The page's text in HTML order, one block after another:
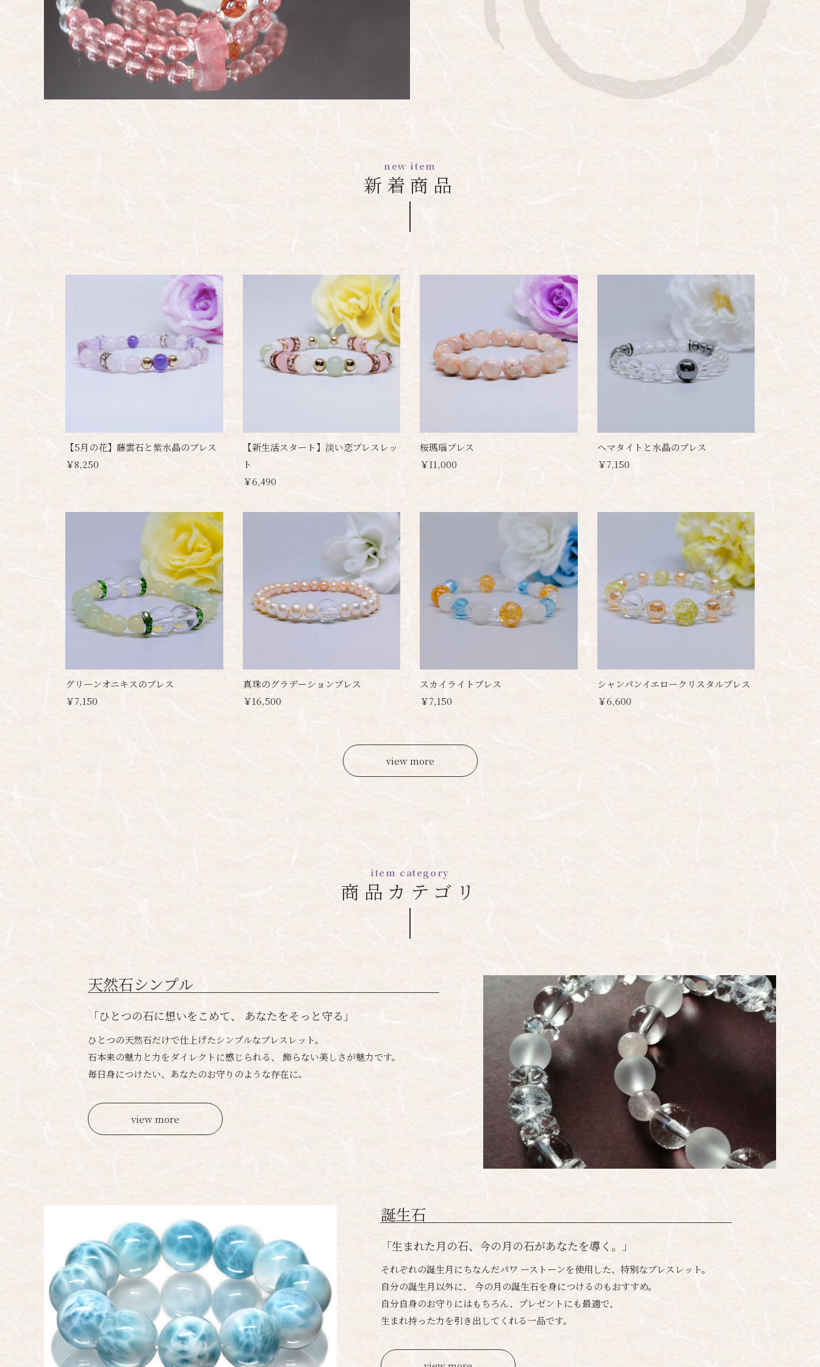
new item
新着商品
【5月の花】藤雲石と紫水晶のブレス
￥8,250
【新生活スタート】淡い恋ブレスレッ
ト
￥6,490
桜瑪瑙ブレス
￥11,000
ヘマタイトと水晶のブレス
￥7,150
グリーンオニキスのブレス
￥7,150
真珠のグラデーションブレス
￥16,500
スカイライトブレス
￥7,150
シャンパンイエロークリスタルブレス
￥6,600
view more
item category
商品カテゴリ
天然石シンプル
「ひとつの石に想いをこめて、 あなたをそっと守る」
ひとつの天然石だけで仕上げたシンプルなブレスレット。
石本来の魅力と力をダイレクトに感じられる、 飾らない美しさが魅力です。
毎日身につけたい、あなたのお守りのような存在に。
view more
誕生石
「生まれた月の石、今の月の石があなたを導く。」
それぞれの誕生月にちなんだパワ ーストーンを使用した、特別なブレスレット。
自分の誕生月以外に、 今の月の誕生石を身につけるのもおすすめ。
自分自身のお守りにはもちろん、プレゼントにも最適で、
生まれ持った力を引き出してくれる一品です。